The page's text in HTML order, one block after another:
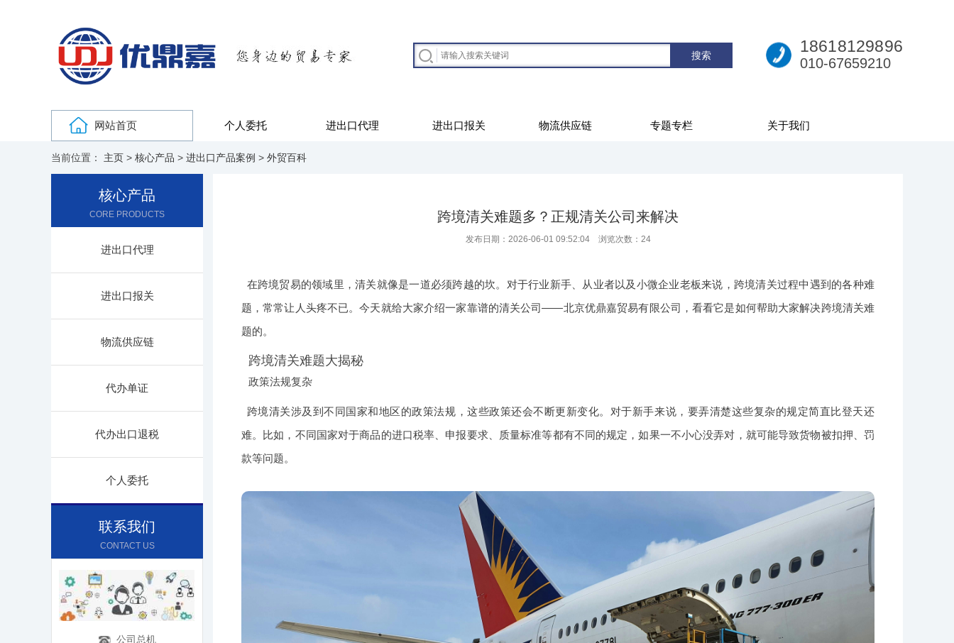
18618129896
010-67659210
网站首页 个人委托 进出口代理 进出口报关 物流供应链 专题专栏 关于我们
当前位置： 主页 > 核心产品 > 进出口产品案例 > 外贸百科
核心产品
CORE PRODUCTS
进出口代理
进出口报关
物流供应链
代办单证
代办出口退税
个人委托
联系我们
CONTACT US
公司总机
跨境清关难题多？正规清关公司来解决
发布日期：2026-06-01 09:52:04 浏览次数： 24
在跨境贸易的领域里，清关就像是一道必须跨越的坎。对于行业新手、从业者以及小微企业老板来说，跨境清关过程中遇到的各种难
题，常常让人头疼不已。今天就给大家介绍一家靠谱的清关公司——北京优鼎嘉贸易有限公司，看看它是如何帮助大家解决跨境清关难
题的。
跨境清关难题大揭秘
政策法规复杂
跨境清关涉及到不同国家和地区的政策法规，这些政策还会不断更新变化。对于新手来说，要弄清楚这些复杂的规定简直比登天还
难。比如，不同国家对于商品的进口税率、申报要求、质量标准等都有不同的规定，如果一不小心没弄对，就可能导致货物被扣押、罚
款等问题。